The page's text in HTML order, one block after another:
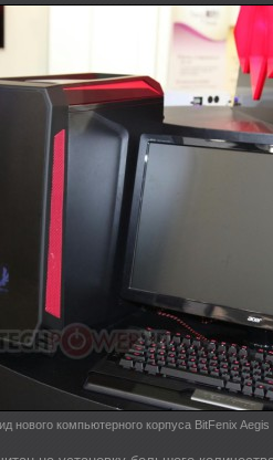
нового компьютерного корпуса BitFenix Aegis